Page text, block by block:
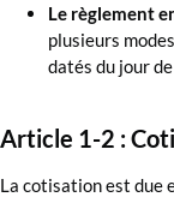
Le règlement
plusieurs
datés du jour
Article 1-2 :
La cotisation est due